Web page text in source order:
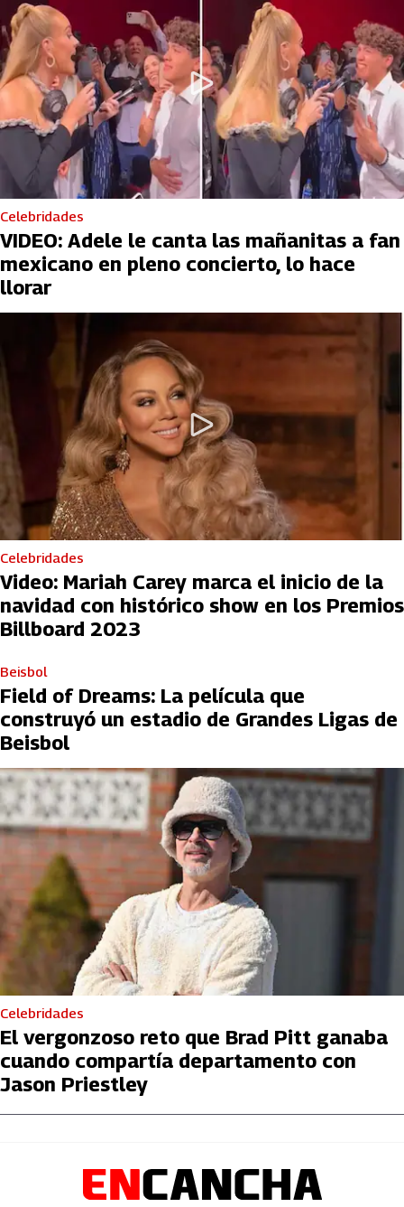
Celebridades
VIDEO: Adele le canta las mañanitas a fan
mexicano en pleno concierto, lo hace
llorar
Celebridades
Video: Mariah Carey marca el inicio de la
navidad con histórico show en los Premios
Billboard 2023
Beisbol
Field of Dreams: La película que
construyó un estadio de Grandes Ligas de
Beisbol
Celebridades
El vergonzoso reto que Brad Pitt ganaba
cuando compartía departamento con
Jason Priestley